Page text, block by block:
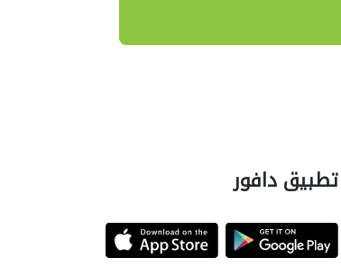
تطبيق دافور